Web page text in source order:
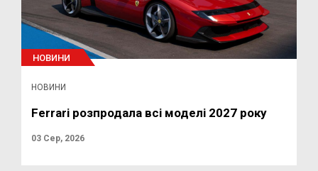
НОВИНИ
НОВИНИ
Ferrari розпродала всі моделі 2027 року
03 Сер, 2026